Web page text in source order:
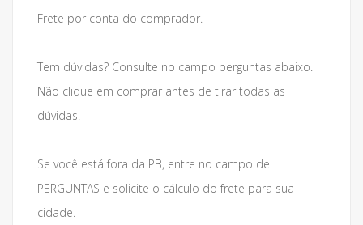
Frete por conta do comprador.
Tem dúvidas? Consulte no campo perguntas abaixo.
Não clique em comprar antes de tirar todas as
dúvidas.
Se você está fora da PB, entre no campo de
PERGUNTAS e solicite o cálculo do frete para sua
cidade.